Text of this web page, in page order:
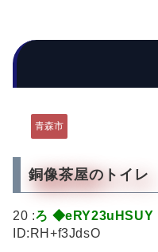
青森市
銅像茶屋のトイレ
20 :ろ ◆eRY23uHSUY
ID:RH+f3JdsO